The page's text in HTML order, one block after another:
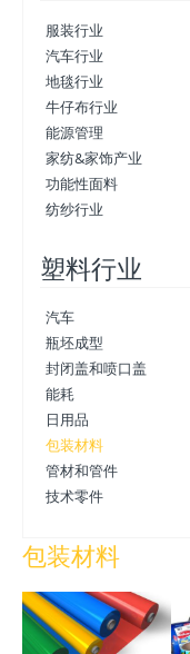
服装行业
汽车行业
地毯行业
牛仔布行业
能源管理
家纺&家饰产业
功能性面料
纺纱行业
塑料行业
汽车
瓶坯成型
封闭盖和喷口盖
能耗
日用品
包装材料
管材和管件
技术零件
包装材料